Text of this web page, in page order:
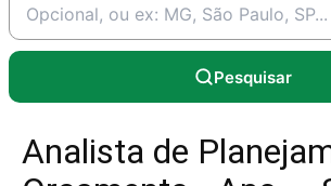
Pesquisar
Analista de